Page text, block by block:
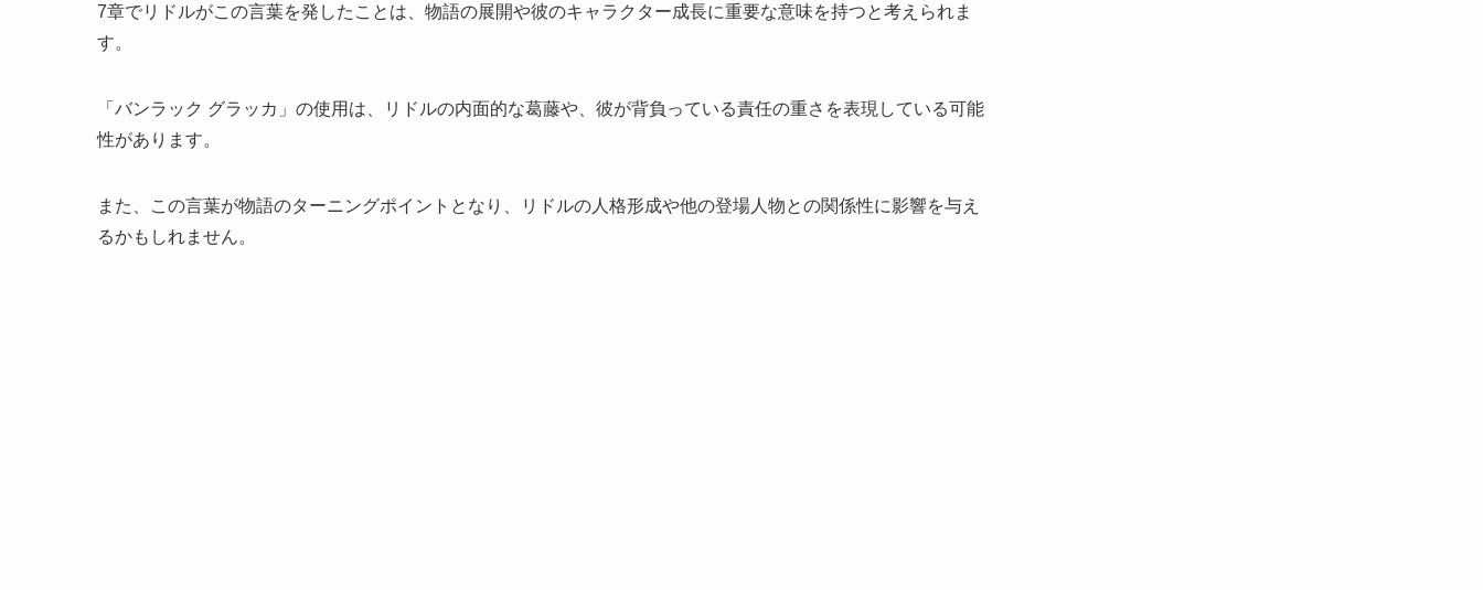
7章でリドルがこの言葉を発したことは、物語の展開や彼のキャラクター成長に重要な意味を持つと考えられま
す。
「バンラック グラッカ」の使用は、リドルの内面的な葛藤や、彼が背負っている責任の重さを表現している可能
性があります。
また、この言葉が物語のターニングポイントとなり、リドルの人格形成や他の登場人物との関係性に影響を与え
るかもしれません。